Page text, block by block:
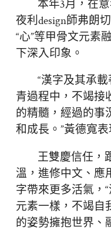
本年3月，在
夜利design師弗朗
“心”等甲骨文元素
下深入印象。
“漢字及其承
青過程中，不竭接
的精髓，經過的事
和成長。”黃德寬表
王雙慶信任，
溫，進修中文、應
字帶來更多活氣，
元素一樣，不竭自
的姿勢擁抱世界、